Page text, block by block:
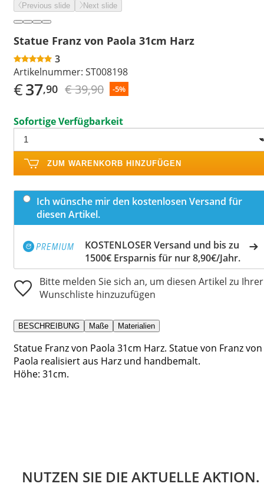
Previous slide Next slide
Statue Franz von Paola 31cm Harz
3
Artikelnummer: ST008198
€37,90 € 39,90 -5%
Sofortige Verfügbarkeit
ZUM WARENKORB HINZUFÜGEN
Ich wünsche mir den kostenlosen Versand für
diesen Artikel.
KOSTENLOSER Versand und bis zu
1500€ Ersparnis für nur 8,90€/Jahr.
Bitte melden Sie sich an, um diesen Artikel zu Ihrer
Wunschliste hinzuzufügen
BESCHREIBUNG Maße Materialien
Statue Franz von Paola 31cm Harz. Statue von Franz von
Paola realisiert aus Harz und handbemalt.
Höhe: 31cm.
NUTZEN SIE DIE AKTUELLE AKTION.